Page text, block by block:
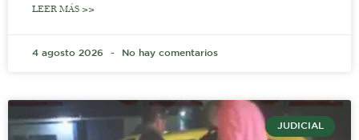
LEER MÁS >>
4 agosto 2026 No hay comentarios
JUDICIAL